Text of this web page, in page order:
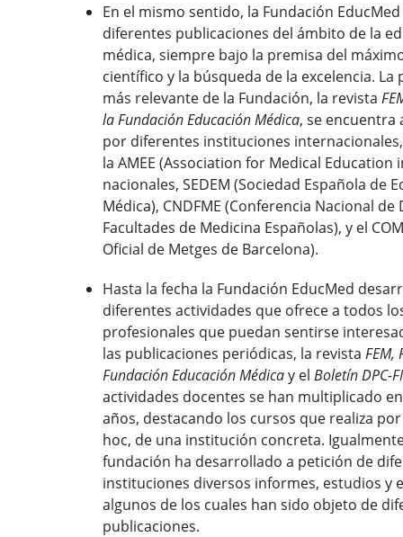
En el mismo sentido, la Fundación
diferentes publicaciones del ámbito de la
médica, siempre bajo la premisa del
científico y la búsqueda de la excelencia. La
más relevante de la Fundación, la revista
la Fundación Educación Médica, se encuentra
por diferentes instituciones internacionales,
la AMEE (Association for Medical Education
nacionales, SEDEM (Sociedad Española de
Médica), CNDFME (Conferencia Nacional de
Facultades de Medicina Españolas), y el
Oficial de Metges de Barcelona).
Hasta la fecha la Fundación EducMed
diferentes actividades que ofrece a todos
profesionales que puedan sentirse
las publicaciones periódicas, la revista FEM,
Fundación Educación Médicay el Boletín DPC-
actividades docentes se han multiplicado
años, destacando los cursos que realiza
hoc, de una institución concreta.
fundación ha desarrollado a petición de
instituciones diversos informes, estudios y
algunos de los cuales han sido objeto de
publicaciones.